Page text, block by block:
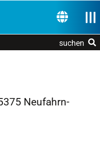
suchen
Neufahrn-